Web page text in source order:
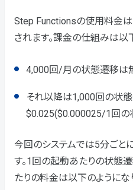
Step Functionsの使用料金は
されます。課金の仕組みは以
4,000回/月の状態遷移は
それ以降は1,000回の状
$0.025($0.000025/1回の
今回のシステムでは5分ごと
す。1回の起動あたりの状態
たりの料金は以下のようにな